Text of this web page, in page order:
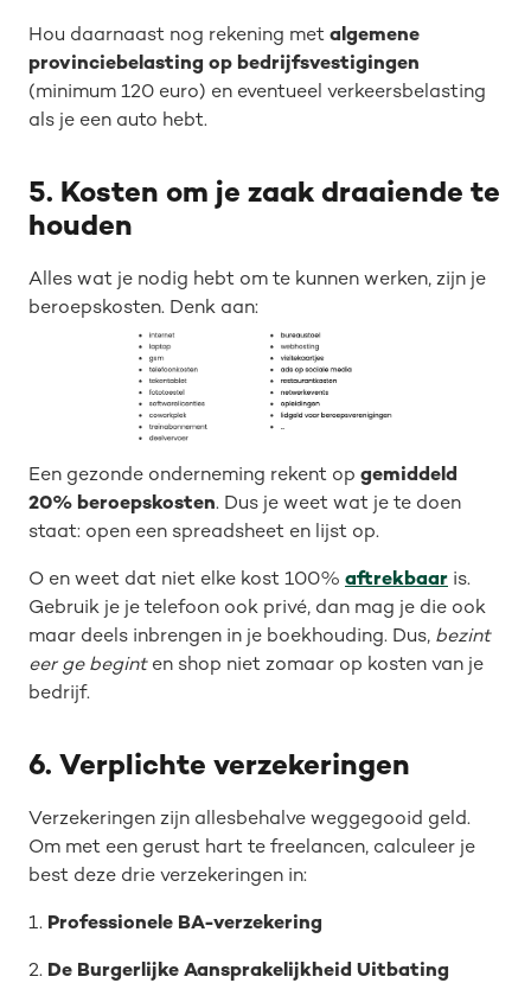
Hou daarnaast nog rekening met algemene
provinciebelasting op bedrijfsvestigingen
(minimum 120 euro) en eventueel verkeersbelasting
als je een auto hebt.
5. Kosten om je zaak draaiende te
houden
Alles wat je nodig hebt om te kunnen werken, zijn je
beroepskosten. Denk aan:
Een gezonde onderneming rekent op gemiddeld
20% beroepskosten. Dus je weet wat je te doen
staat: open een spreadsheet en lijst op.
O en weet dat niet elke kost 100% aftrekbaar is.
Gebruik je je telefoon ook privé, dan mag je die ook
maar deels inbrengen in je boekhouding. Dus, bezint
eer ge begint en shop niet zomaar op kosten van je
bedrijf.
6. Verplichte verzekeringen
Verzekeringen zijn allesbehalve weggegooid geld.
Om met een gerust hart te freelancen, calculeer je
best deze drie verzekeringen in:
1. Professionele BA-verzekering
2. De Burgerlijke Aansprakelijkheid Uitbating